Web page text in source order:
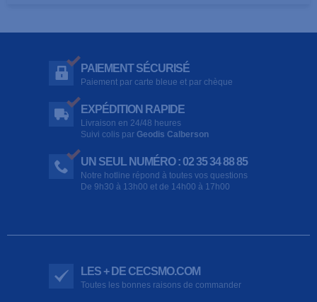
PAIEMENT SÉCURISÉ
Paiement par carte bleue et par chèque
EXPÉDITION RAPIDE
Livraison en 24/48 heures
Suivi colis par Geodis Calberson
UN SEUL NUMÉRO : 02 35 34 88 85
Notre hotline répond à toutes vos questions
De 9h30 à 13h00 et de 14h00 à 17h00
LES + DE CECSMO.COM
Toutes les bonnes raisons de commander